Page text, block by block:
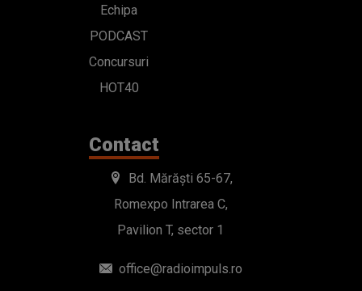
Echipa
PODCAST
Concursuri
HOT40
Contact
Bd. Mărăști 65-67,
Romexpo Intrarea C,
Pavilion T, sector 1
office@radioimpuls.ro